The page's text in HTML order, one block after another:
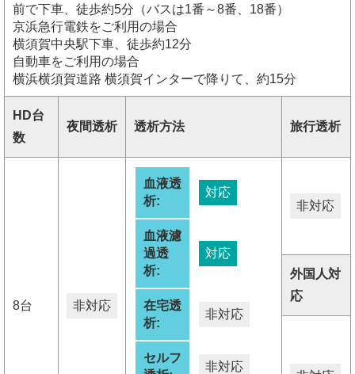
前で下車、徒歩約5分（バスは1番～8番、18番）
京浜急行電鉄をご利用の場合
横須賀中央駅下車、徒歩約12分
自動車をご利用の場合
横浜横須賀道路 横須賀インターで降りて、約15分
HD台
数
夜間透析 透析方法 旅行透析
8台 非対応
血液透
析:
対応
血液濾
過透
析:
対応
在宅透
析:
非対応
セルフ
非対応
非対応
外国人対
応